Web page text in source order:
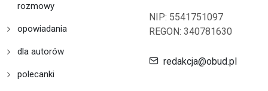
rozmowy
opowiadania
dla autorów
polecanki
NIP: 5541751097
REGON: 340781630
redakcja@obud.pl